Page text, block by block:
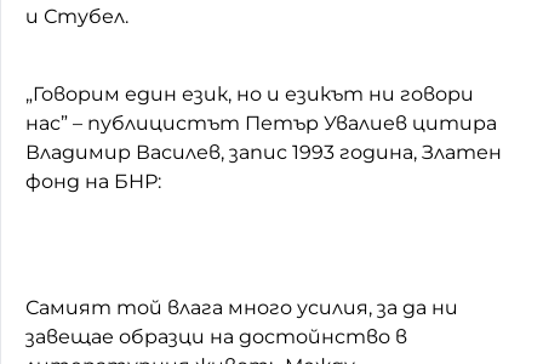
и Стубел.
„Говорим един език, но и езикът ни говори
нас” – публицистът Петър Увалиев цитира
Владимир Василев, запис 1993 година, Златен
фонд на БНР:
Самият той влага много усилия, за да ни
завещае образци на достойнство в